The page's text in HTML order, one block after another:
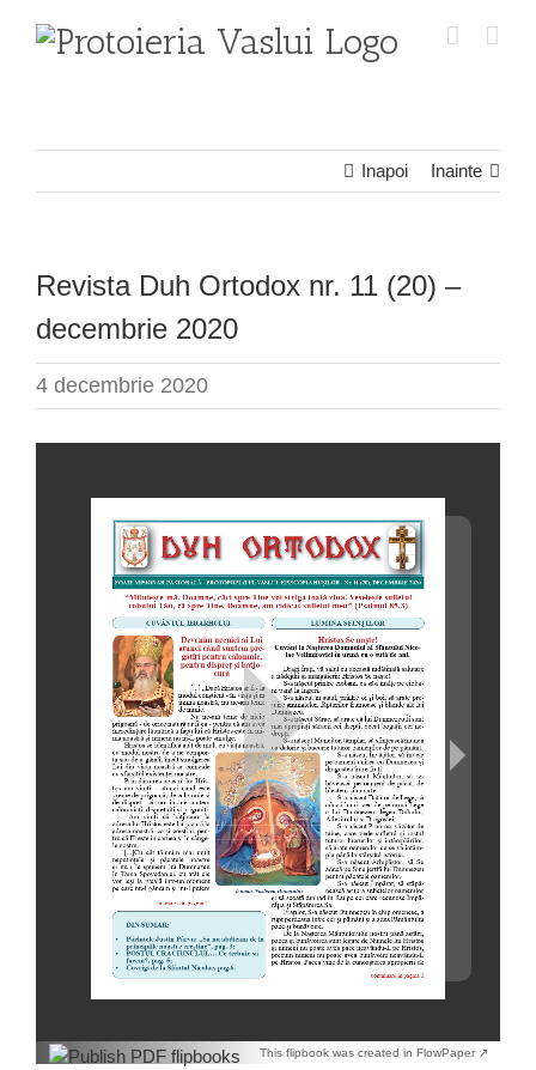
Inapoi Inainte
Revista Duh Ortodox nr. 11 (20) –
decembrie 2020
4 decembrie 2020
This flipbook was created in FlowPaper ↗